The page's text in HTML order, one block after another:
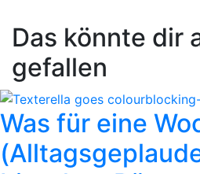
Das könnte dir
gefallen
Was für eine